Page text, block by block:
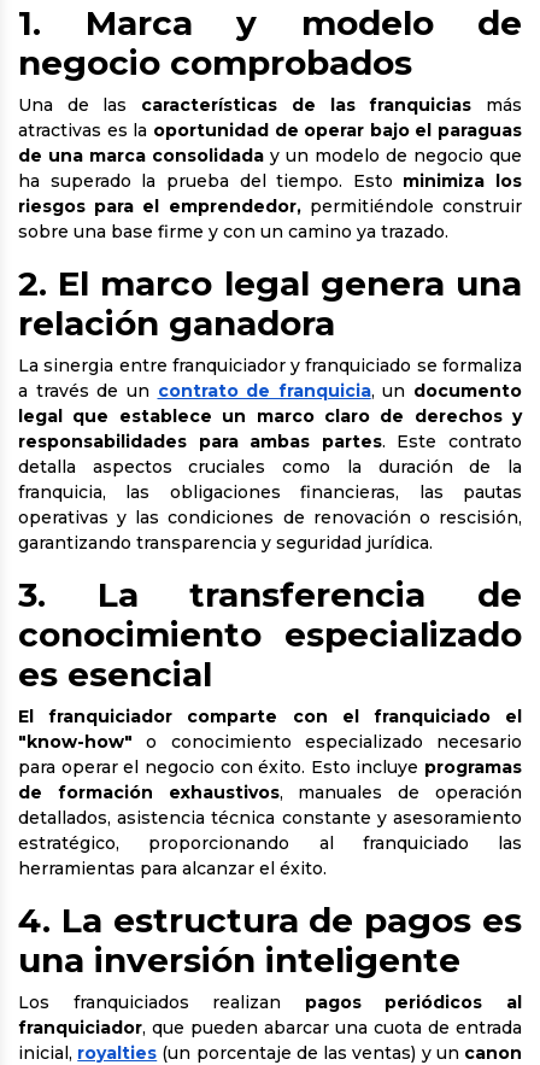
1. Marca y modelo de
negocio comprobados
Una de las características de las franquicias más
atractivas es la oportunidad de operar bajo el paraguas
de una marca consolidada y un modelo de negocio que
ha superado la prueba del tiempo. Esto minimiza los
riesgos para el emprendedor,permitiéndole construir
sobre una base firme y con un camino ya trazado.
2. El marco legal genera una
relación ganadora
La sinergia entre franquiciador y franquiciado se formaliza
a través de un contrato de franquicia, un documento
legal que establece un marco claro de derechos y
responsabilidades para ambas partes. Este contrato
detalla aspectos cruciales como la duración de la
franquicia, las obligaciones financieras, las pautas
operativas y las condiciones de renovación o rescisión,
garantizando transparencia y seguridad jurídica.
3. La transferencia de
conocimiento especializado
es esencial
El franquiciador comparte con el franquiciado el
"know-how" o conocimiento especializado necesario
para operar el negocio con éxito. Esto incluye programas
de formación exhaustivos, manuales de operación
detallados, asistencia técnica constante y asesoramiento
estratégico, proporcionando al franquiciado las
herramientas para alcanzar el éxito.
4. La estructura de pagos es
una inversión inteligente
Los franquiciados realizan pagos periódicos al
franquiciador, que pueden abarcar una cuota de entrada
inicial, royalties (un porcentaje de las ventas) y un canon